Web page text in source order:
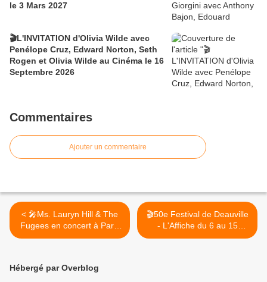
le 3 Mars 2027
🎬L'INVITATION d'Olivia Wilde avec
Penélope Cruz, Edward Norton, Seth
Rogen et Olivia Wilde au Cinéma le 16
Septembre 2026
Commentaires
Ajouter un commentaire
< 🎤Ms. Lauryn Hill & The
Fugees en concert à Paris
!Le 18 octobre 2024
🎬50e Festival de Deauville
- L'Affiche du 6 au 15
septembre 2024 >
Hébergé par Overblog